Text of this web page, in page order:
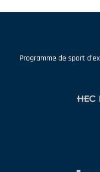
Programme de sport